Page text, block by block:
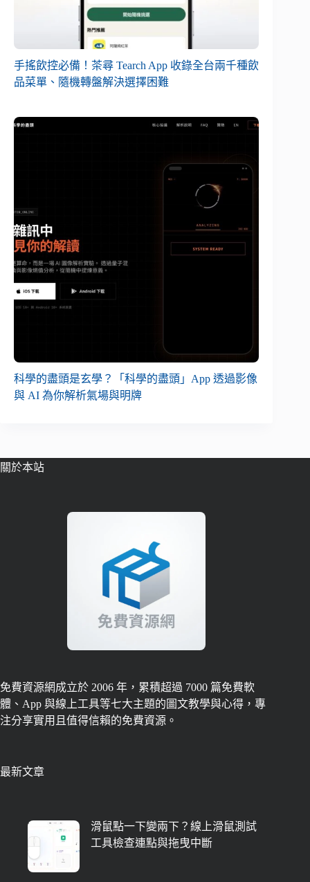
手搖飲控必備！茶尋 Tearch App 收錄全台兩千種飲
品菜單、隨機轉盤解決選擇困難
科學的盡頭是玄學？「科學的盡頭」App 透過影像
與 AI 為你解析氣場與明牌
關於本站
免費資源網成立於 2006 年，累積超過 7000 篇免費軟
體、App 與線上工具等七大主題的圖文教學與心得，專
注分享實用且值得信賴的免費資源。
最新文章
滑鼠點一下變兩下？線上滑鼠測試
工具檢查連點與拖曳中斷